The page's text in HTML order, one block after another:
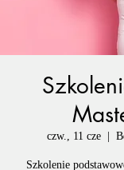
czw., 11 cze
  |
Szkolenie